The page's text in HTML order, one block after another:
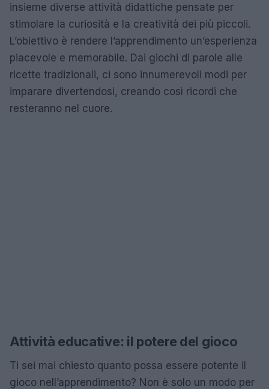
insieme diverse attività didattiche pensate per
stimolare la curiosità e la creatività dei più piccoli.
L’obiettivo è rendere l’apprendimento un’esperienza
piacevole e memorabile. Dai giochi di parole alle
ricette tradizionali, ci sono innumerevoli modi per
imparare divertendosi, creando così ricordi che
resteranno nel cuore.
Attività educative: il potere del gioco
Ti sei mai chiesto quanto possa essere potente il
gioco nell’apprendimento? Non è solo un modo per